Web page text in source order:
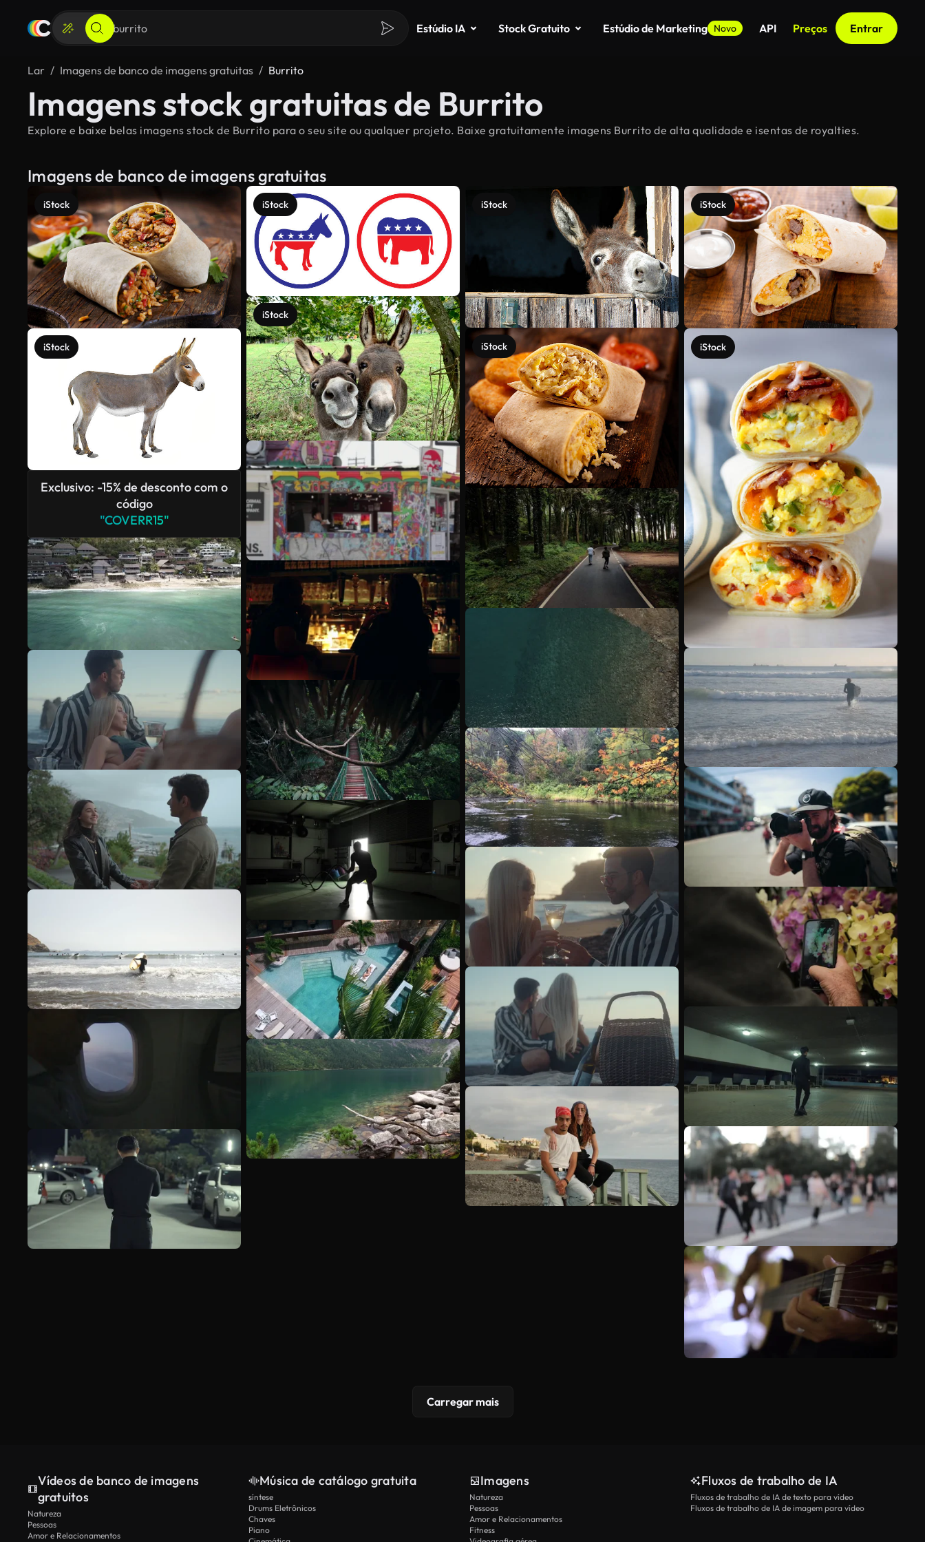
Estúdio IA Stock Gratuito Estúdio de Marketing Novo API Preços Entrar
Lar Imagens de banco de imagens gratuitas Burrito
Imagens stock gratuitas de Burrito
Explore e baixe belas imagens stock de Burrito para o seu site ou qualquer projeto. Baixe gratuitamente imagens Burrito de alta qualidade e isentas de royalties.
Imagens de banco de imagens gratuitas
iStock
iStock
Exclusivo: -15% de desconto com o
código
"COVERR15"
iStock
iStock
iStock
iStock
iStock
iStock
Veja mais
Carregar mais
Vídeos de banco de imagens
gratuitos
Natureza
Pessoas
Amor e Relacionamentos
Música de catálogo gratuita
síntese
Drums Eletrônicos
Chaves
Piano
Imagens
Natureza
Pessoas
Amor e Relacionamentos
Fitness
Fluxos de trabalho de IA
Fluxos de trabalho de IA de texto para vídeo
Fluxos de trabalho de IA de imagem para vídeo